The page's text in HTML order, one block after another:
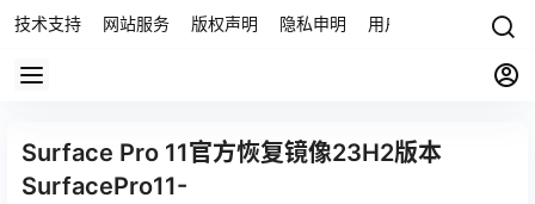
技术支持 网站服务 版权声明 隐私申明 用户协议 联系我们
Surface Pro 11官方恢复镜像23H2版本
SurfacePro11-